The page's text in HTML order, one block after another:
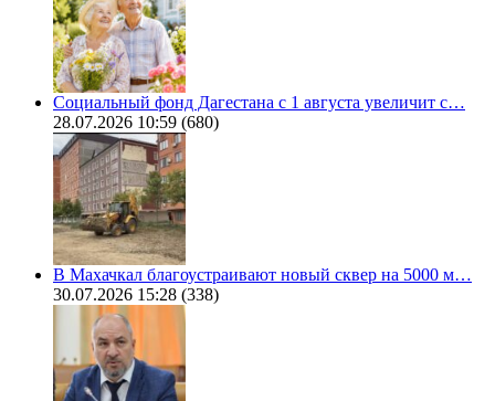
Социальный фонд Дагестана с 1 августа увеличит с…
28.07.2026 10:59 (680)
В Махачкал благоустраивают новый сквер на 5000 м…
30.07.2026 15:28 (338)